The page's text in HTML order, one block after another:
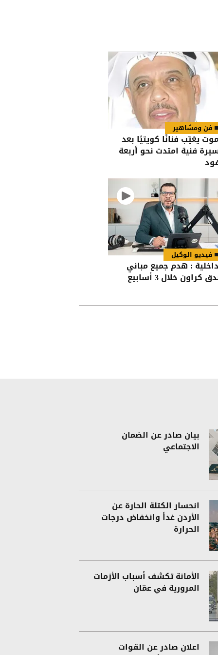
فن ومشاهير
يغيّب فنانًا كويتيًا بعد
فنية امتدت نحو أربعة
فيديو الوكيل
: هدم جميع مباني
كراون خلال 3 أسابيع
بيان صادر عن الضمان
الاجتماعي
انحسار الكتلة الحارة عن
الأردن غداً وانخفاض درجات
الحرارة
الأمانة تكشف أسباب الأزمات
المرورية في عمّان
اعلان صادر عن القوات